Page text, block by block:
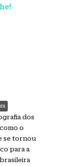
dos
o
se tornou
para a